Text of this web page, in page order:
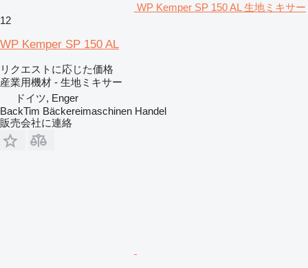
WP Kemper SP 150 AL 生地ミキサー
12
WP Kemper SP 150 AL
リクエストに応じた価格
産業用機材 - 生地ミキサー
ドイツ, Enger
BackTim Bäckereimaschinen Handel
販売会社に連絡